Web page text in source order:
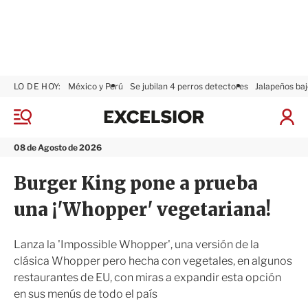
M
n
08 de Agosto de 2026
LO DE HOY: México y Perú Se jubilan 4 perros detectores Jalapeños
I
ó
x
i
o
r
Burger King pone a prueba
una ¡'Whopper' vegetariana!
Lanza la 'Impossible Whopper', una versión de la
clásica Whopper pero hecha con vegetales, en algunos
restaurantes de EU, con miras a expandir esta opción
en sus menús de todo el país